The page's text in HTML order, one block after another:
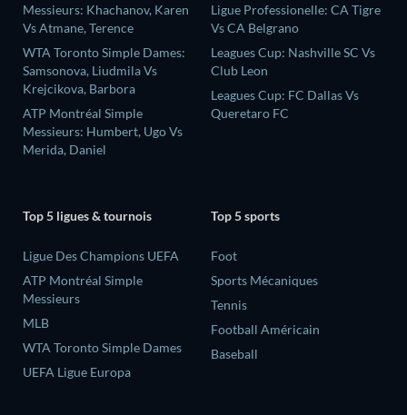
Messieurs: Khachanov, Karen
Vs Atmane, Terence
WTA Toronto Simple Dames:
Samsonova, Liudmila Vs
Krejcikova, Barbora
ATP Montréal Simple
Messieurs: Humbert, Ugo Vs
Merida, Daniel
Ligue Professionelle: CA Tigre
Vs CA Belgrano
Leagues Cup: Nashville SC Vs
Club Leon
Leagues Cup: FC Dallas Vs
Queretaro FC
Top 5 ligues & tournois
Ligue Des Champions UEFA
ATP Montréal Simple
Messieurs
MLB
WTA Toronto Simple Dames
UEFA Ligue Europa
Top 5 sports
Foot
Sports Mécaniques
Tennis
Football Américain
Baseball